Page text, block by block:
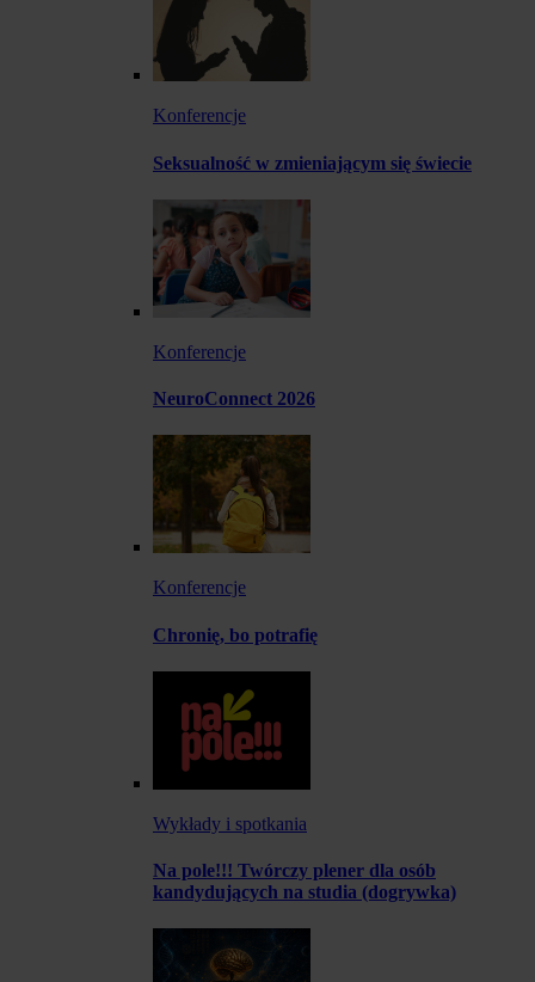
Konferencje
Seksualność w zmieniającym się świecie
Konferencje
NeuroConnect 2026
Konferencje
Chronię, bo potrafię
Wykłady i spotkania
Na pole!!! Twórczy plener dla osób
kandydujących na studia (dogrywka)